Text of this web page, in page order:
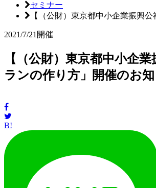
セミナー
【（公財）東京都中小企業振興
2021/7/21開催
【（公財）東京都中小企
ランの作り方」開催のお
B!